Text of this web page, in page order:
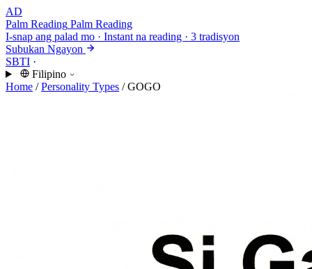
AD
Palm Reading Palm Reading
I-snap ang palad mo · Instant na reading · 3 tradisyon
Subukan Ngayon
SBTI ·
Filipino
Home / Personality Types / GOGO